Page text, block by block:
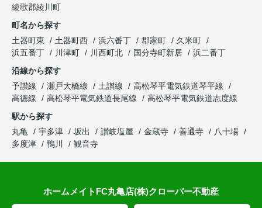
綾歌郡綾川町
町名から探す
土器町東
土器町西 浜六番丁 郡家町
久米町
浜五番丁
川津町 川西町北 国分寺町新居
浜二番丁
沿線から探す
予讃線
瀬戸大橋線 土讃線
高松琴平電気鉄道琴平線
高徳線
高松琴平電気鉄道長尾線
高松琴平電気鉄道志度線
駅から探す
丸亀
宇多津 坂出 讃岐塩屋 金蔵寺 善通寺
八十場
多度津
鴨川 観音寺
ホームメイトFC丸亀店(株)クローバー不動産